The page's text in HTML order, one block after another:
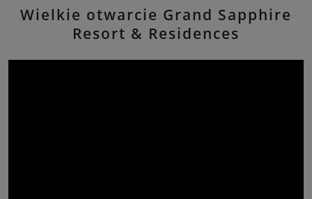
Wielkie otwarcie Grand Sapphire
Resort & Residences